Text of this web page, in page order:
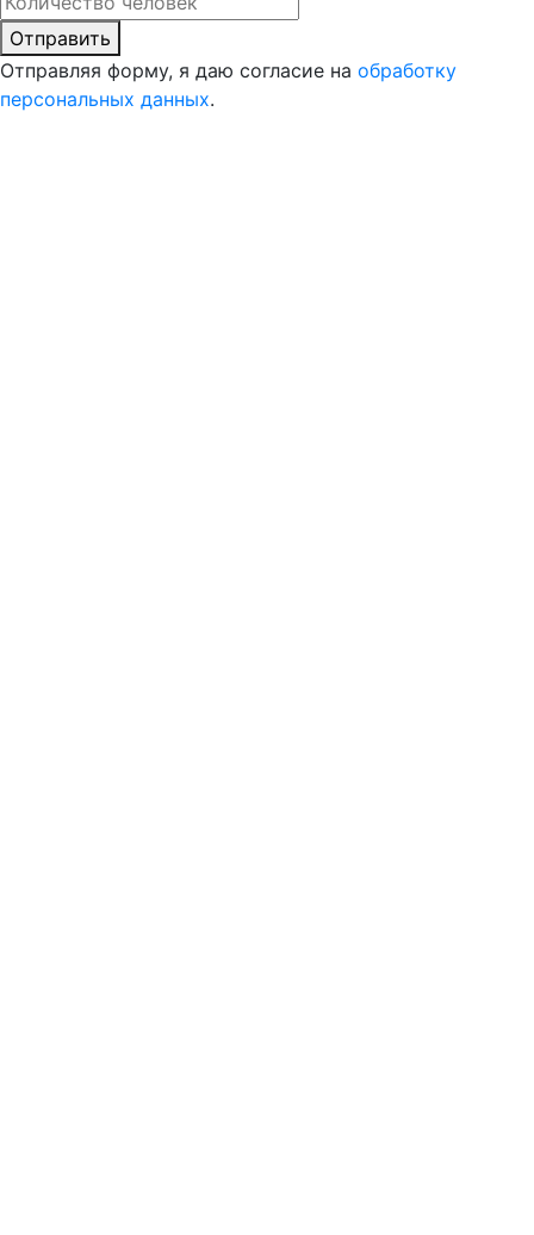
Отправить
Отправляя форму, я даю согласие на обработку
персональных данных.